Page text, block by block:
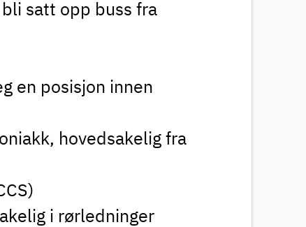
satt opp buss fra
en posisjon innen
hovedsakelig fra
i rørledninger